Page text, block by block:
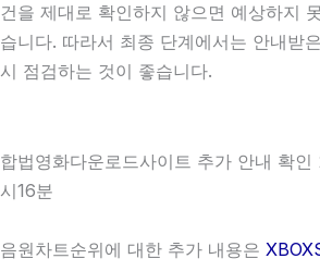
건을 제대로 확인하지 않으면 예상하지
습니다. 따라서 최종 단계에서는 안내받
시 점검하는 것이 좋습니다.
합법영화다운로드사이트 추가 안내 확
시16분
음원차트순위에 대한 추가 내용은